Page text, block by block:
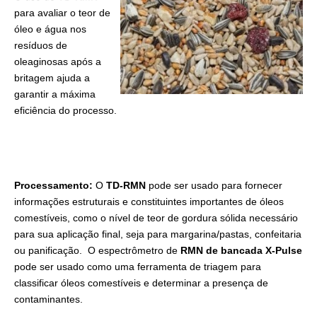
para avaliar o teor de
óleo e água nos
resíduos de
oleaginosas após a
britagem ajuda a
garantir a máxima
eficiência do processo.
Processamento: O TD-RMN pode ser usado para fornecer
informações estruturais e constituintes importantes de óleos
comestíveis, como o nível de teor de gordura sólida necessário
para sua aplicação final, seja para margarina/pastas, confeitaria
ou panificação. O espectrômetro de RMN de bancada X-Pulse
pode ser usado como uma ferramenta de triagem para
classificar óleos comestíveis e determinar a presença de
contaminantes.